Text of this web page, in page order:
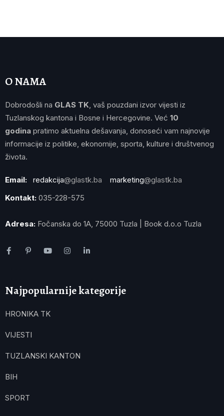
O NAMA
Dobrodošli na GLAS TK , vaš pouzdani izvor vijesti iz
Tuzlanskog kantona i Bosne i Hercegovine. Već 10
godina pratimo aktuelna dešavanja, donoseći vam najnovije
informacije iz politike, ekonomije, sporta, kulture i društvenog
života.
Email: redakcija@glastk.ba marketing@glastk.ba
Kontakt: 035-228-575
Adresa: Fočanska do 1A, 75000 Tuzla | Book d.o.o Tuzla
Najpopularnije kategorije
HRONIKA TK
VIJESTI
TUZLANSKI KANTON
BIH
SPORT